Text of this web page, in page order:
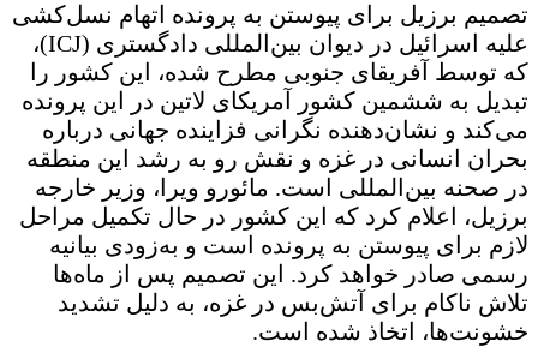
تصمیم برزیل برای پیوستن به پرونده اتهام نسل‌کشی
علیه اسرائیل در دیوان بین‌المللی دادگستری (ICJ)،
که توسط آفریقای جنوبی مطرح شده، این کشور را
تبدیل به ششمین کشور آمریکای لاتین در این پرونده
می‌کند و نشان‌دهنده نگرانی فزاینده جهانی درباره
بحران انسانی در غزه و نقش رو به رشد این منطقه
در صحنه بین‌المللی است. مائورو ویرا، وزیر خارجه
برزیل، اعلام کرد که این کشور در حال تکمیل مراحل
لازم برای پیوستن به پرونده است و به‌زودی بیانیه
رسمی صادر خواهد کرد. این تصمیم پس از ماه‌ها
تلاش ناکام برای آتش‌بس در غزه، به دلیل تشدید
خشونت‌ها، اتخاذ شده است.